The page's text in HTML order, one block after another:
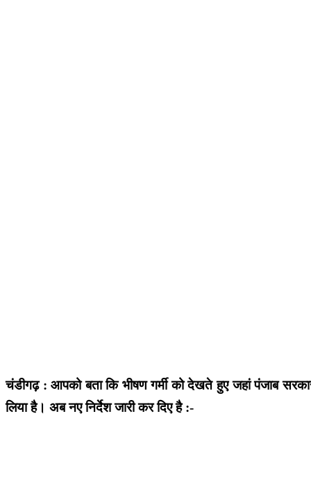
चंडीगढ़ : आपको बता कि भीषण गर्मी को देखते हुए जहां पंजाब
लिया है। अब नए निर्देश जारी कर दिए है :-